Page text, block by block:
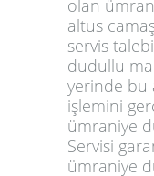
olan
altus
servis
dudullu
yerinde bu
işlemini
ümraniye
Servisi
ümraniye